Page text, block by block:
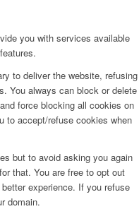
you with services available
to deliver the website, refusing
You always can block or delete
force blocking all cookies on
to accept/refuse cookies when
but to avoid asking you again
that. You are free to opt out
experience. If you refuse
domain.